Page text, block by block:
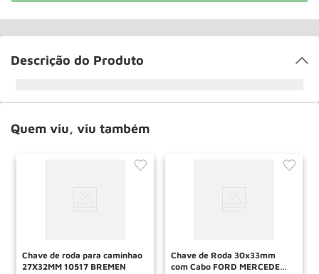
Descrição do Produto
Quem viu, viu também
Chave de roda para caminhao
27X32MM 10517 BREMEN
Chave de Roda 30x33mm
com Cabo FORD MERCEDES